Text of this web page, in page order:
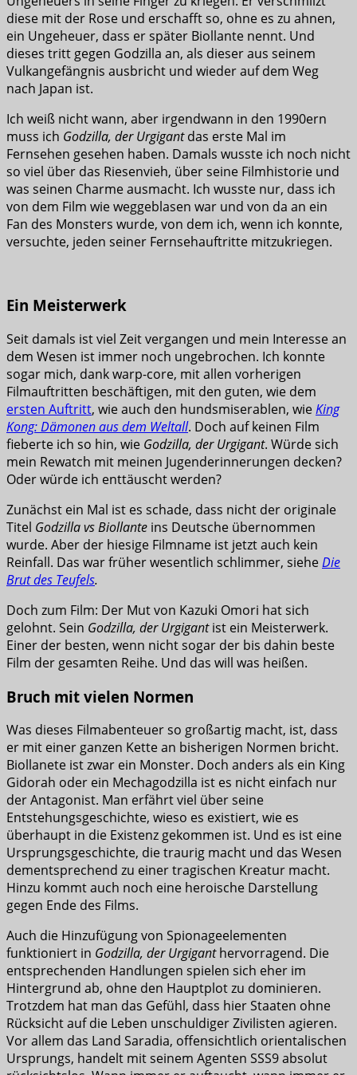
diese mit der Rose und erschafft so, ohne es zu ahnen,
ein Ungeheuer, dass er später Biollante nennt. Und
dieses tritt gegen Godzilla an, als dieser aus seinem
Vulkangefängnis ausbricht und wieder auf dem Weg
nach Japan ist.
Ich weiß nicht wann, aber irgendwann in den 1990ern
muss ich Godzilla, der Urgigantdas erste Mal im
Fernsehen gesehen haben. Damals wusste ich noch nicht
so viel über das Riesenvieh, über seine Filmhistorie und
was seinen Charme ausmacht. Ich wusste nur, dass ich
von dem Film wie weggeblasen war und von da an ein
Fan des Monsters wurde, von dem ich, wenn ich konnte,
versuchte, jeden seiner Fernsehauftritte mitzukriegen.
Ein Meisterwerk
Seit damals ist viel Zeit vergangen und mein Interesse an
dem Wesen ist immer noch ungebrochen. Ich konnte
sogar mich, dank warp-core, mit allen vorherigen
Filmauftritten beschäftigen, mit den guten, wie dem
ersten Auftritt, wie auch den hundsmiserablen, wieKing
Kong: Dämonen aus dem Weltall. Doch auf keinen Film
fieberte ich so hin, wie Godzilla, der Urgigant. Würde sich
mein Rewatch mit meinen Jugenderinnerungen decken?
Oder würde ich enttäuscht werden?
Zunächst ein Mal ist es schade, dass nicht der originale
Titel Godzilla vs Biollante ins Deutsche übernommen
wurde. Aber der hiesige Filmname ist jetzt auch kein
Reinfall. Das war früher wesentlich schlimmer, sieheDie
Brut des Teufels.
Doch zum Film: Der Mut von Kazuki Omori hat sich
gelohnt. Sein Godzilla, der Urgigantist ein Meisterwerk.
Einer der besten, wenn nicht sogar der bis dahin beste
Film der gesamten Reihe. Und das will was heißen.
Bruch mit vielen Normen
Was dieses Filmabenteuer so großartig macht, ist, dass
er mit einer ganzen Kette an bisherigen Normen bricht.
Biollanete ist zwar ein Monster. Doch anders als ein King
Gidorah oder ein Mechagodzilla ist es nicht einfach nur
der Antagonist. Man erfährt viel über seine
Entstehungsgeschichte, wieso es existiert, wie es
überhaupt in die Existenz gekommen ist. Und es ist eine
Ursprungsgeschichte, die traurig macht und das Wesen
dementsprechend zu einer tragischen Kreatur macht.
Hinzu kommt auch noch eine heroische Darstellung
gegen Ende des Films.
Auch die Hinzufügung von Spionageelementen
funktioniert in Godzilla, der Urgiganthervorragend. Die
entsprechenden Handlungen spielen sich eher im
Hintergrund ab, ohne den Hauptplot zu dominieren.
Trotzdem hat man das Gefühl, dass hier Staaten ohne
Rücksicht auf die Leben unschuldiger Zivilisten agieren.
Vor allem das Land Saradia, offensichtlich orientalischen
Ursprungs, handelt mit seinem Agenten SSS9 absolut